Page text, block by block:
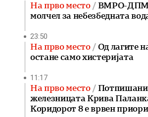
На прво место
ВМРО-
молчел за небезбедната
23:50
На прво место
Од лагите
остане само хистеријата
11:17
На прво место
Потпишани
железницата Крива
Коридорот 8 е врвен